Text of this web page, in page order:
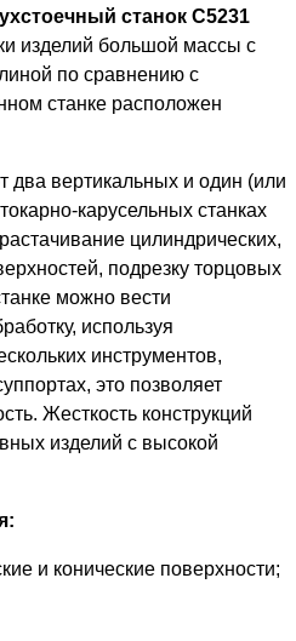
станок C5231
изделий большой массы с
по сравнению с
станке расположен
два вертикальных и один (или
карусельных станках
цилиндрических,
подрезку торцовых
можно вести
используя
инструментов,
это позволяет
Жесткость конструкций
изделий с высокой
и конические поверхности;